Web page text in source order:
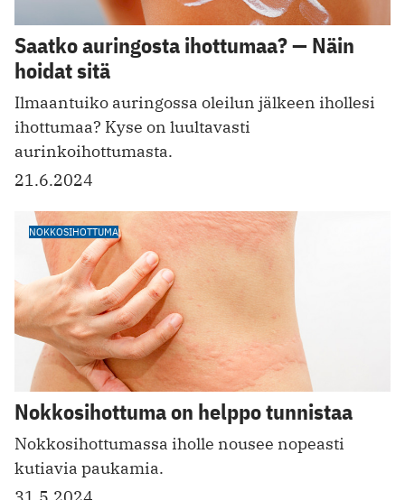
Saatko auringosta ihottumaa? — Näin
hoidat sitä
Ilmaantuiko auringossa oleilun jälkeen ihollesi
ihottumaa? Kyse on luultavasti
aurinkoihottumasta.
21.6.2024
NOKKOSIHOTTUMA
Nokkosihottuma on helppo tunnistaa
Nokkosihottumassa iholle nousee nopeasti
kutiavia paukamia.